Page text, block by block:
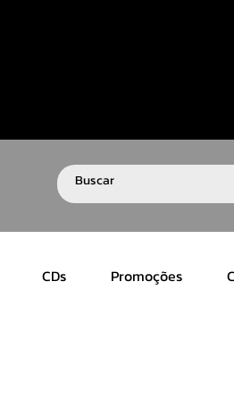
CDs Promoções